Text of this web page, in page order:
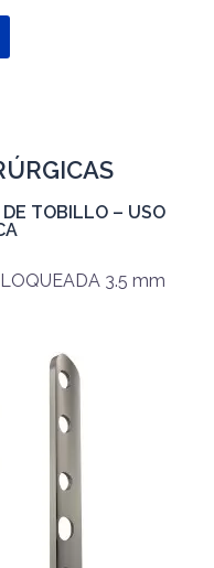
DE TOBILLO – USO
3.5 mm